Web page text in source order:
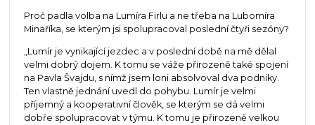
Proč padla volba na Lumíra Firlu a ne třeba na Lubomíra
Minaříka, se kterým jsi spolupracoval poslední čtyři sezóny?
„Lumír je vynikající jezdec a v poslední době na mě dělal
velmi dobrý dojem. K tomu se váže přirozeně také spojení
na Pavla Švajdu, s nímž jsem loni absolvoval dva podniky.
Ten vlastně jednání uvedl do pohybu. Lumír je velmi
příjemný a kooperativní člověk, se kterým se dá velmi
dobře spolupracovat v týmu. K tomu je přirozeně velkou